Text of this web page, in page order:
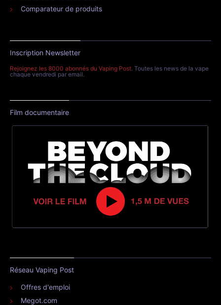
Comparateur de produits
Inscription Newsletter
Rejoignez les 8000 abonnés du Vaping Post. Toutes les news de la vape
chaque vendredi par email.
Film documentaire
Réseau Vaping Post
Offres d'emploi
Megot.com